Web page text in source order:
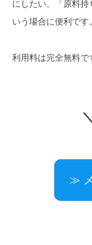
にしたい。「原料
いう場合に便利です。
利用料は完全無料で
≫